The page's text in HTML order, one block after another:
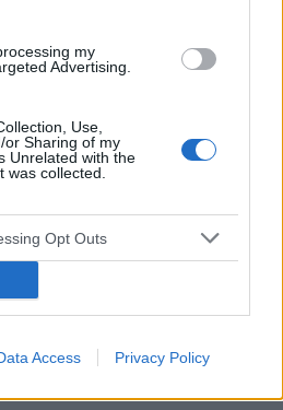
my
Advertising.
Use,
or Sharing of my
Unrelated with the
was collected.
Opt Outs
Access Privacy Policy
a wczoraj odbyłam
przez ten czas 7 dni robić
Czy jestem teraz
ponowne przyjęcie tabletki
dzień po